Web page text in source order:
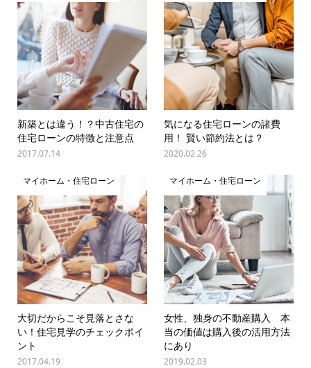
新築とは違う！？中古住宅の
住宅ローンの特徴と注意点
2017.07.14
気になる住宅ローンの諸費
用！ 賢い節約法とは？
2020.02.26
マイホーム・住宅ローン
大切だからこそ見落とさな
い！住宅見学のチェックポイ
ント
2017.04.19
マイホーム・住宅ローン
女性、独身の不動産購入 本
当の価値は購入後の活用方法
にあり
2019.02.03